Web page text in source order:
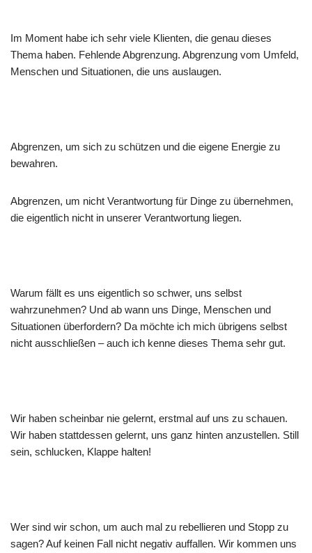
Im Moment habe ich sehr viele Klienten, die genau dieses
Thema haben. Fehlende Abgrenzung. Abgrenzung vom Umfeld,
Menschen und Situationen, die uns auslaugen.
Abgrenzen, um sich zu schützen und die eigene Energie zu
bewahren.
Abgrenzen, um nicht Verantwortung für Dinge zu übernehmen,
die eigentlich nicht in unserer Verantwortung liegen.
Warum fällt es uns eigentlich so schwer, uns selbst
wahrzunehmen? Und ab wann uns Dinge, Menschen und
Situationen überfordern? Da möchte ich mich übrigens selbst
nicht ausschließen – auch ich kenne dieses Thema sehr gut.
Wir haben scheinbar nie gelernt, erstmal auf uns zu schauen.
Wir haben stattdessen gelernt, uns ganz hinten anzustellen. Still
sein, schlucken, Klappe halten!
Wer sind wir schon, um auch mal zu rebellieren und Stopp zu
sagen? Auf keinen Fall nicht negativ auffallen. Wir kommen uns